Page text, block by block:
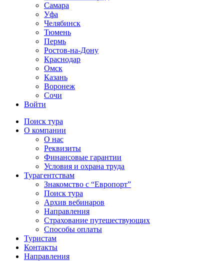
Самара
Уфа
Челябинск
Тюмень
Пермь
Ростов-на-Дону
Краснодар
Омск
Казань
Воронеж
Сочи
Войти
Поиск тура
О компании
О нас
Реквизиты
Финансовые гарантии
Условия и охрана труда
Турагентствам
Знакомство с “Европорт”
Поиск тура
Архив вебинаров
Направления
Страхование путешествующих
Способы оплаты
Туристам
Контакты
Направления